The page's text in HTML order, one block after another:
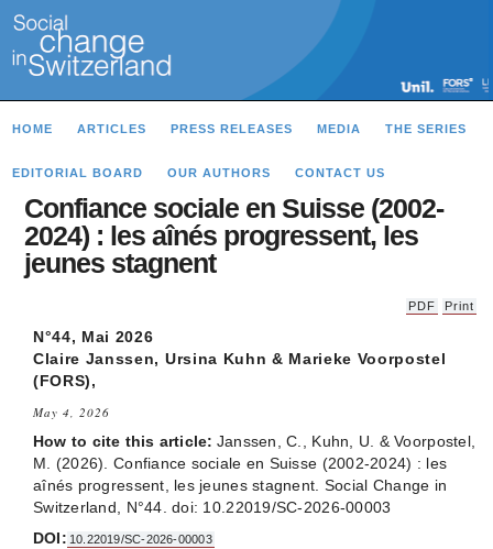
HOME ARTICLES PRESS RELEASES MEDIA THE SERIES
EDITORIAL BOARD OUR AUTHORS CONTACT US
Confiance sociale en Suisse (2002-
2024) : les aînés progressent, les
jeunes stagnent
PDF Print
N°44, Mai 2026
Claire Janssen, Ursina Kuhn & Marieke Voorpostel
(FORS),
May 4, 2026
How to cite this article: Janssen, C., Kuhn, U. & Voorpostel,
M. (2026). Confiance sociale en Suisse (2002-2024) : les
aînés progressent, les jeunes stagnent. Social Change in
Switzerland, N°44. doi: 10.22019/SC-2026-00003
DOI: 10.22019/SC-2026-00003